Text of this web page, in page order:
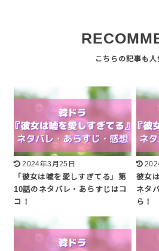
2024年3月25日
「彼女は嘘を愛しすぎてる」第
10話のネタバレ・あらすじはコ
コ！
彼女
ネタ
ら！